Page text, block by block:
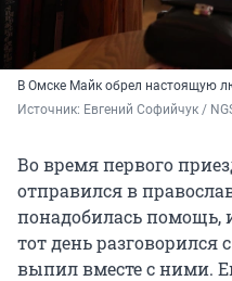
В Омске Майк обрел настоящую
Источник: Евгений Софийчук /
Во время первого
отправился в
понадобилась помощь,
тот день
выпил вместе с ними.